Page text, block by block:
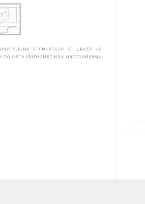
отличаться от цвета на
сети Интернет или настройками